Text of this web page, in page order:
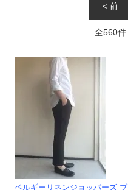
< 前
全560件
ベルギーリネンジョッパーズ ブ